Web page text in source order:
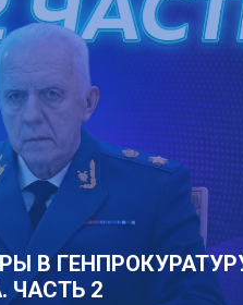
В
ЧАСТЬ 2